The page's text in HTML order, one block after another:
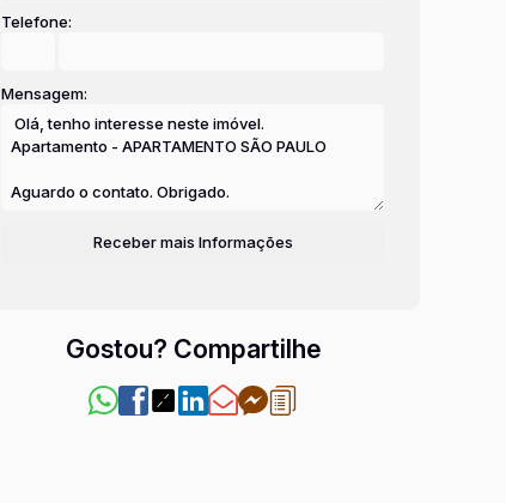
Telefone:
Mensagem:
Gostou? Compartilhe